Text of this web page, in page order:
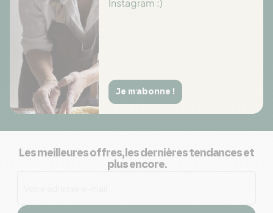
Instagram :)
Je m'abonne !
Les meilleures offres, les dernières tendances et
plus encore.